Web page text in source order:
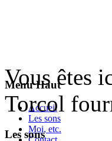
Menu Haut
Accueil
Les sons
Moi, etc.
Vous êtes
Torcol
Les sons